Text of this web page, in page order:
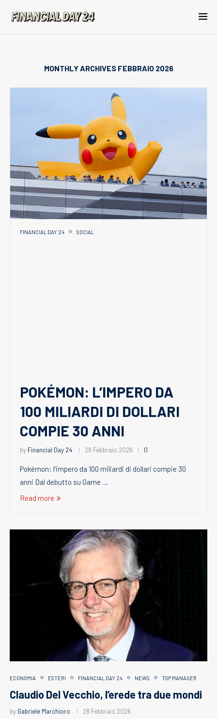
MONTHLY ARCHIVES FEBBRAIO 2026
FINANCIAL DAY 24 SOCIAL
POKÉMON: L’IMPERO DA
100 MILIARDI DI DOLLARI
COMPIE 30 ANNI
by Financial Day 24 28 Febbraio 2026 0
Pokémon: l’impero da 100 miliardi di dollari compie 30
anni Dal debutto su Game …
Read more
ECONOMIA ESTERI FINANCIAL DAY 24 NEWS TOP MANAGER
Claudio Del Vecchio, l’erede tra due mondi
by Gabriele Marchioro 28 Febbraio 2026